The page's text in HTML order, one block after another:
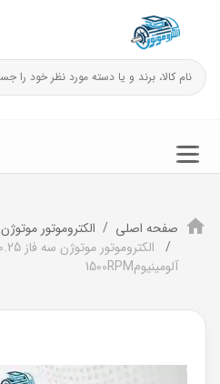
صفحه اصلی
الکتروموتور موتوژن
آلومینیوم1500RPM